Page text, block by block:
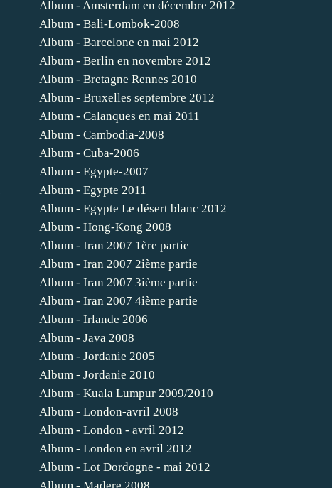
Album - Amsterdam en décembre 2012
Album - Bali-Lombok-2008
Album - Barcelone en mai 2012
Album - Berlin en novembre 2012
Album - Bretagne Rennes 2010
Album - Bruxelles septembre 2012
Album - Calanques en mai 2011
Album - Cambodia-2008
Album - Cuba-2006
Album - Egypte-2007
Album - Egypte 2011
Album - Egypte Le désert blanc 2012
Album - Hong-Kong 2008
Album - Iran 2007 1ère partie
Album - Iran 2007 2ième partie
Album - Iran 2007 3ième partie
Album - Iran 2007 4ième partie
Album - Irlande 2006
Album - Java 2008
Album - Jordanie 2005
Album - Jordanie 2010
Album - Kuala Lumpur 2009/2010
Album - London-avril 2008
Album - London - avril 2012
Album - London en avril 2012
Album - Lot Dordogne - mai 2012